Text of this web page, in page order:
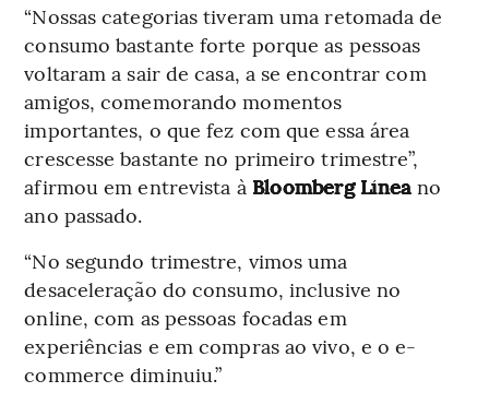
“Nossas categorias tiveram uma retomada de
consumo bastante forte porque as pessoas
voltaram a sair de casa, a se encontrar com
amigos, comemorando momentos
importantes, o que fez com que essa área
crescesse bastante no primeiro trimestre”,
afirmou em entrevista à Bloomberg Líneano
ano passado.
“No segundo trimestre, vimos uma
desaceleração do consumo, inclusive no
online, com as pessoas focadas em
experiências e em compras ao vivo, e o e-
commerce diminuiu.”